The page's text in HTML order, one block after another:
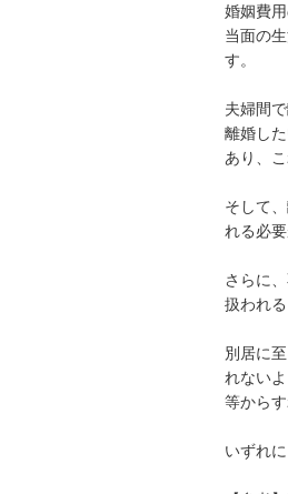
婚姻費
当面の
す。
夫婦間
離婚し
あり、
そして
れる必要
さらに
扱われ
別居に
れない
等から
いずれ